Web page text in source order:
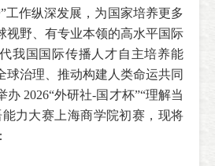
工作纵深发展，为国家培养更多
视野、有专业本领的高水平国际
我国国际传播人才自主培养能
球治理、推动构建人类命运共同
办 2026“外研社-国才杯”“理解当
力大赛上海商学院初赛，现将